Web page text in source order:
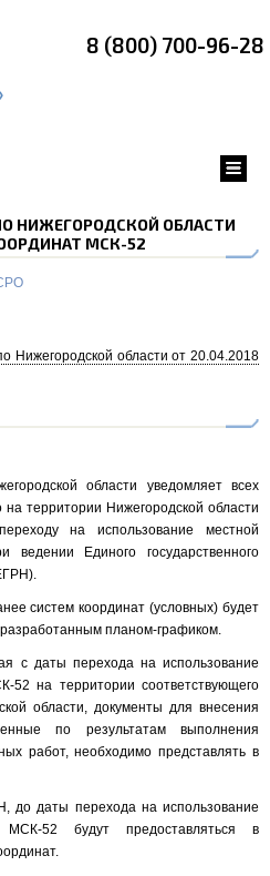
8 (800) 700-96-28
НИЖЕГОРОДСКОЙ ОБЛАСТИ
МСК-52
Нижегородской области от 20.04.2018
области уведомляет всех
территории Нижегородской области
на использование местной
Единого государственного
систем координат (условных) будет
разработанным планом-графиком.
с даты перехода на использование
52 на территории соответствующего
области, документы для внесения
по результатам выполнения
работ, необходимо представлять в
до даты перехода на использование
52 будут предоставляться в